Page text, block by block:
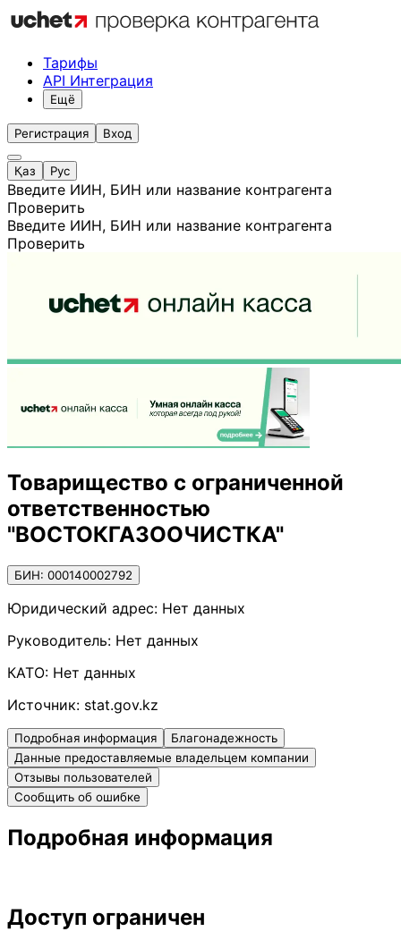
Тарифы
API Интеграция
Ещё
Регистрация Вход
Қаз Рус
Введите ИИН, БИН или название контрагента
Проверить
Введите ИИН, БИН или название контрагента
Проверить
Товарищество с ограниченной
ответственностью
"ВОСТОКГАЗООЧИСТКА"
БИН: 000140002792
Юридический адрес: Нет данных
Руководитель: Нет данных
КАТО: Нет данных
Источник: stat.gov.kz
Подробная информация
Благонадежность
Данные предоставляемые владельцем компании
Отзывы пользователей
Сообщить об ошибке
Подробная информация
Доступ ограничен